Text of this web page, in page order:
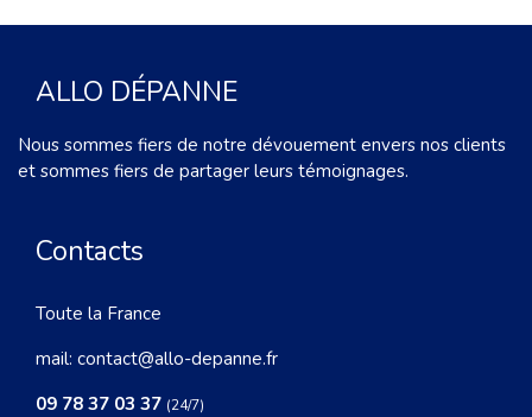
ALLO DÉPANNE
Nous sommes fiers de notre dévouement envers nos clients
et sommes fiers de partager leurs témoignages.
Contacts
Toute la France
mail: contact@allo-depanne.fr
09 78 37 03 37 (24/7)